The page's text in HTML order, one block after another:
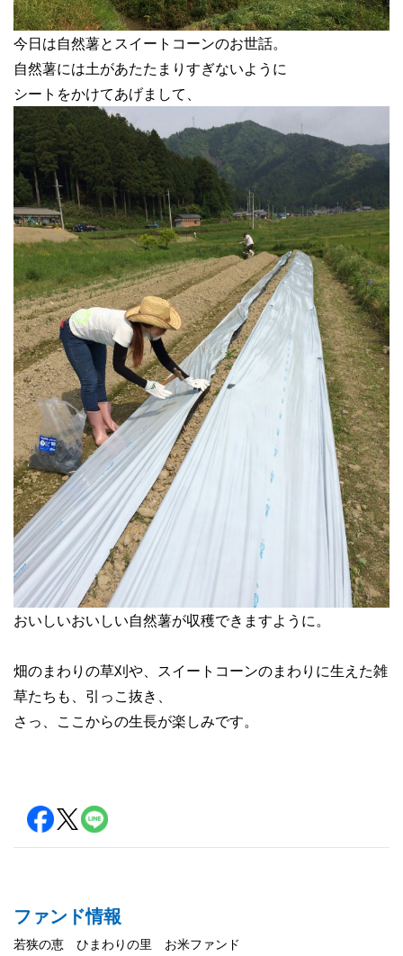
今日は自然薯とスイートコーンのお世話。
自然薯には土があたたまりすぎないように
シートをかけてあげまして、
おいしいおいしい自然薯が収穫できますように。
畑のまわりの草刈や、スイートコーンのまわりに生えた雑
草たちも、引っこ抜き、
さっ、ここからの生長が楽しみです。
ファンド情報
若狭の恵 ひまわりの里 お米ファンド